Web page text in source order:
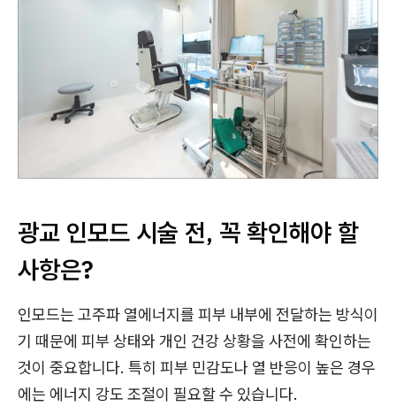
광교 인모드 시술 전, 꼭 확인해야 할
사항은?
인모드는 고주파 열에너지를 피부 내부에 전달하는 방식이
기 때문에 피부 상태와 개인 건강 상황을 사전에 확인하는
것이 중요합니다. 특히 피부 민감도나 열 반응이 높은 경우
에는 에너지 강도 조절이 필요할 수 있습니다.